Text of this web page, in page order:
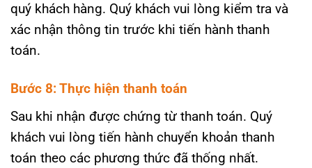
quý khách hàng. Quý khách vui lòng kiểm tra và
xác nhận thông tin trước khi tiến hành thanh
toán.
Bước 8: Thực hiện thanh toán
Sau khi nhận được chứng từ thanh toán. Quý
khách vui lòng tiến hành chuyển khoản thanh
toán theo các phương thức đã thống nhất.